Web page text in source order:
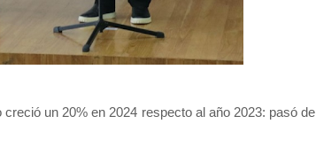
un 20% en 2024 respecto al año 2023: pasó de